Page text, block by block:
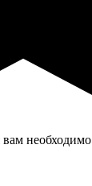
необходимо